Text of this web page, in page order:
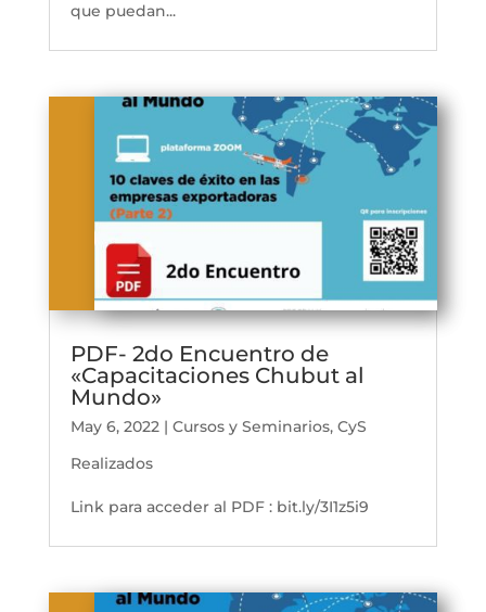
que puedan...
PDF- 2do Encuentro de
«Capacitaciones Chubut al
Mundo»
May 6, 2022| Cursos y Seminarios, CyS
Realizados
Link para acceder al PDF : bit.ly/3I1z5i9